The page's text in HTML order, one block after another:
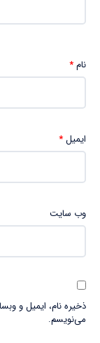
نام*
ایمیل*
وب‌ سایت
ذخیره نام، ایمیل و
می‌نویسم.